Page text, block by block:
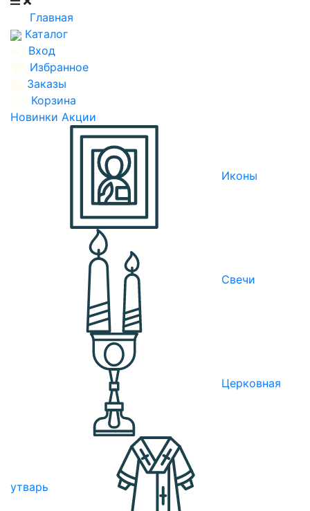
Главная
Каталог
Вход
Избранное
Заказы
Корзина
Новинки Акции
Иконы
Свечи
Церковная
утварь